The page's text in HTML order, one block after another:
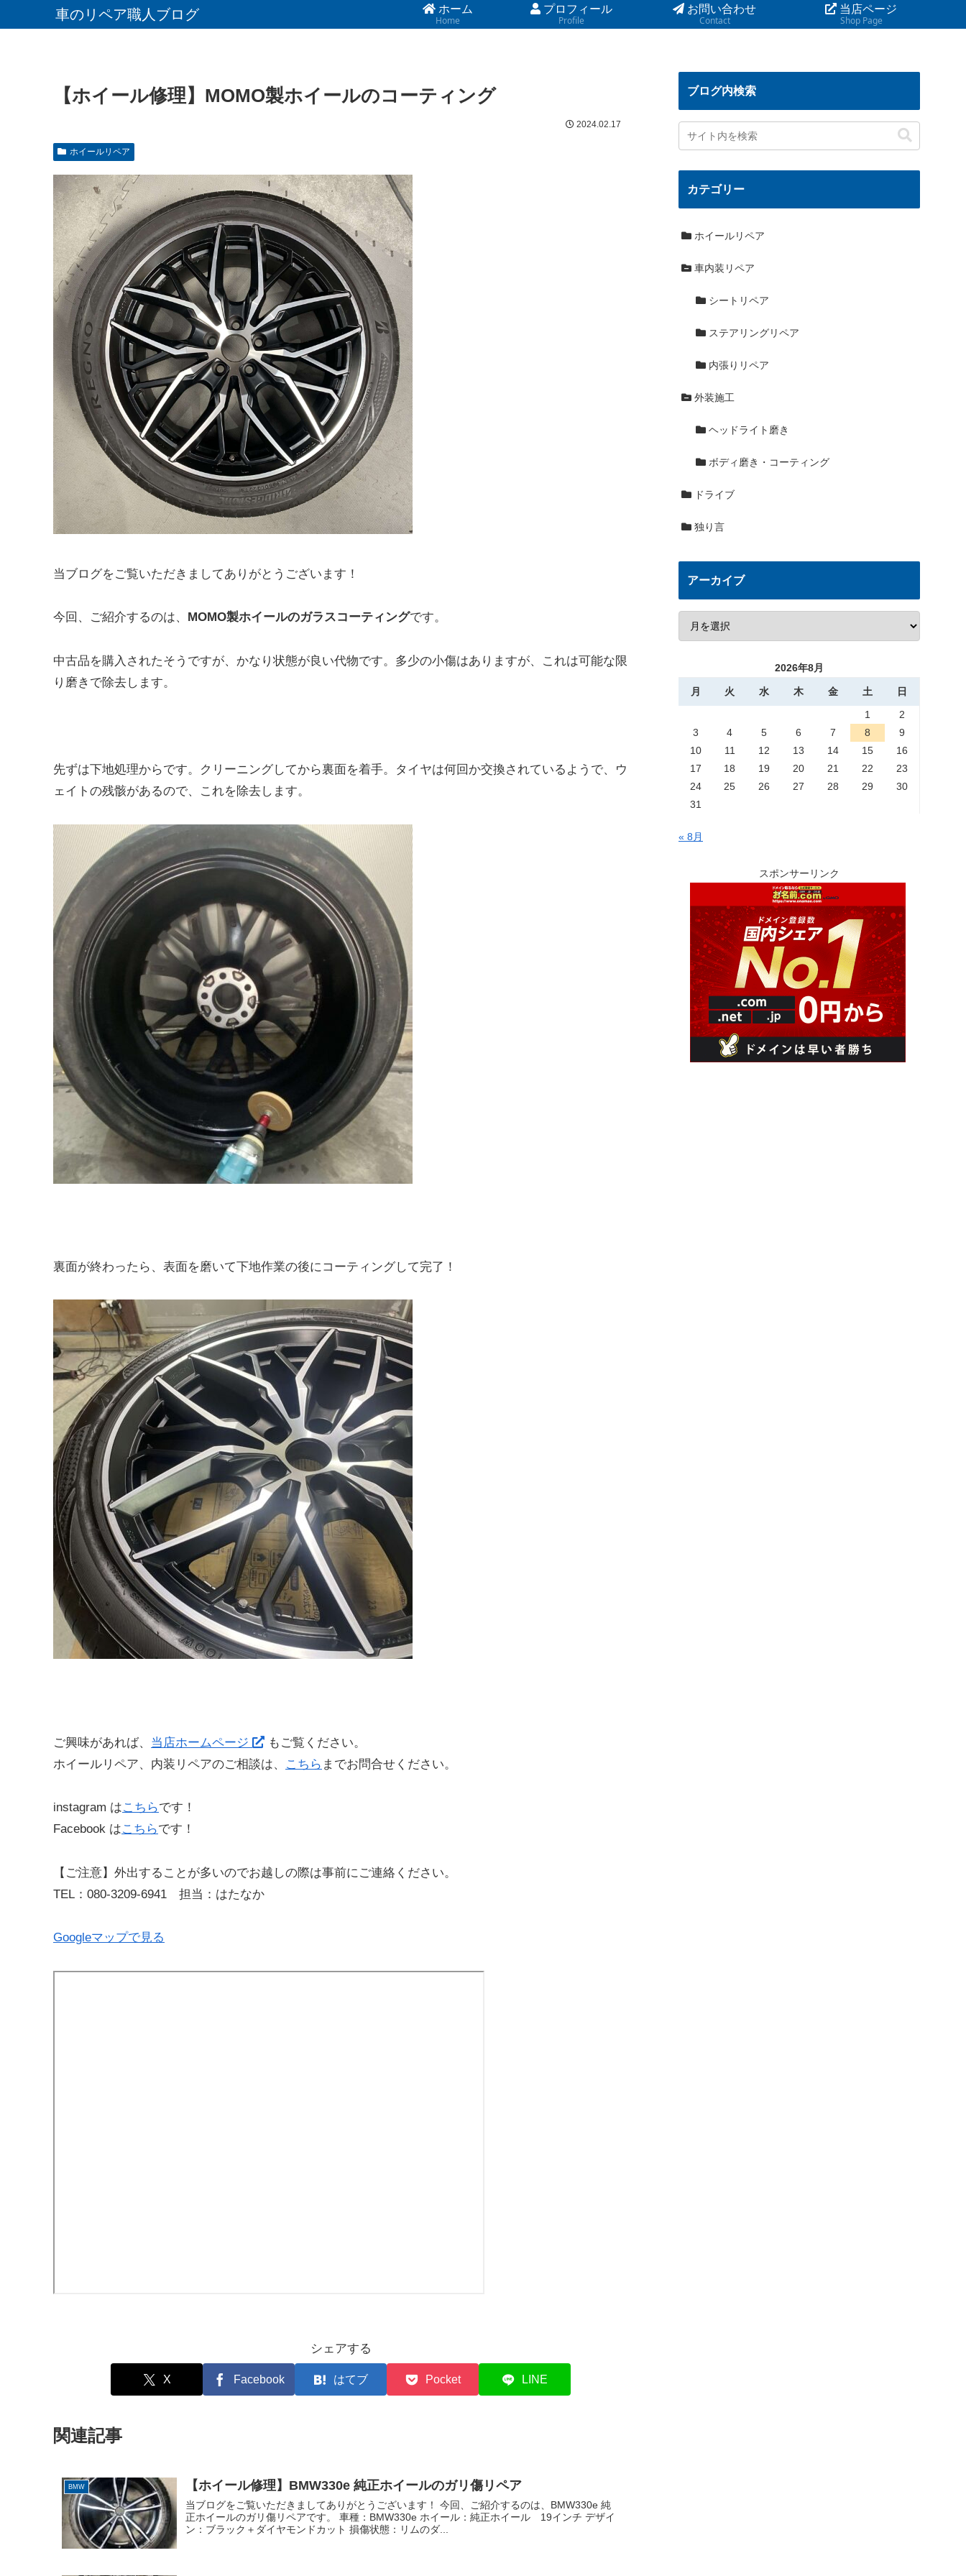
車のリペア職人ブログ
ホーム
Home
プロフィール
Profile
お問い合わせ
Contact
当店ページ
Shop Page
【ホイール修理】MOMO製ホイールのコーティング
2024.02.17
ホイールリペア
当ブログをご覧いただきましてありがとうございます！
今回、ご紹介するのは、 MOMO製ホイールのガラスコーティングです。
中古品を購入されたそうですが、かなり状態が良い代物です。多少の小傷はありますが、これは可能な限
り磨きで除去します。
先ずは下地処理からです。クリーニングしてから裏面を着手。タイヤは何回か交換されているようで、ウ
ェイトの残骸があるので、これを除去します。
裏面が終わったら、表面を磨いて下地作業の後にコーティングして完了！
ご興味があれば、 当店ホームページ
もご覧ください。
ホイールリペア、内装リペアのご相談は、
こちら までお問合せください。
instagram はこちらです！
Facebook はこちらです！
【ご注意】外出することが多いのでお越しの際は事前にご連絡ください。
TEL：080-3209-6941 担当：はたなか
Googleマップで見る
シェアする
X Facebook はてブ Pocket LINE
関連記事
BMW 【ホイール修理】BMW330e 純正ホイールのガリ傷リペア
当ブログをご覧いただきましてありがとうございます！ 今回、ご紹介するのは、BMW330e 純
正ホイールのガリ傷リペアです。 車種：BMW330e ホイール：純正ホイール 19インチ デザイ
ン：ブラック＋ダイヤモンドカット 損傷状態：リムのダ...
ブログ内検索
カテゴリー
ホイールリペア
車内装リペア
シートリペア
ステアリングリペア
内張りリペア
外装施工
ヘッドライト磨き
ボディ磨き・コーティング
ドライブ
独り言
アーカイブ
2026年8月
月 火 水 木 金 土
日
1
2
3
4 5 6 7 8
9
10
11 12 13 14 15
16
17
18 19 20 21 22
23
24
25 26 27 28 29
30
31
« 8月
スポンサーリンク